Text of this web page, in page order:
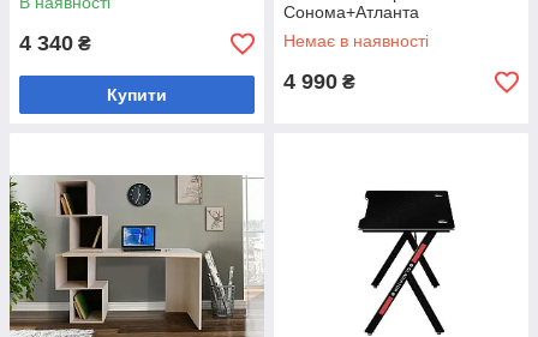
4 340 ₴
Купити
Сонома+Атланта
Немає в наявності
4 990 ₴